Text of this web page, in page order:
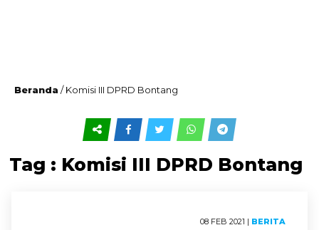
Beranda /Komisi III DPRD Bontang
Tag : Komisi III DPRD Bontang
08 FEB 2021 | BERITA